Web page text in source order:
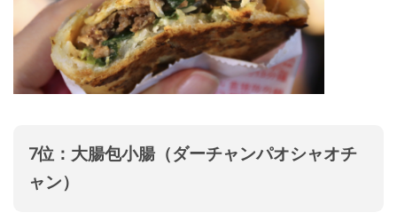
7位：大腸包小腸（ダーチャンパオシャオチ
ャン）